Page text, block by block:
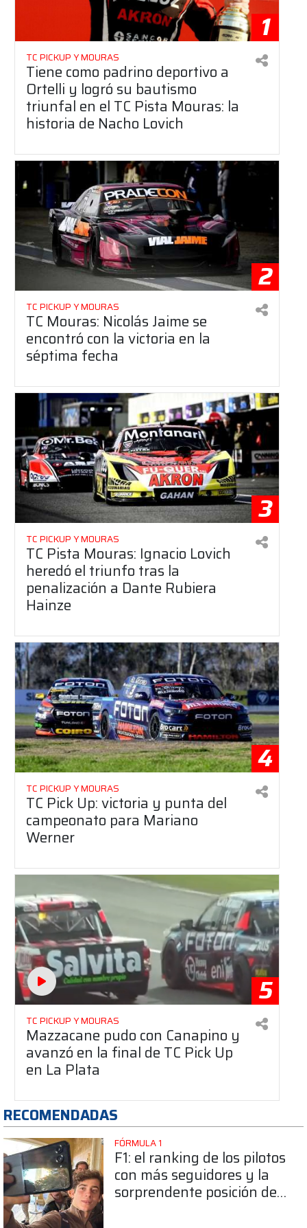
1
TC PICKUP Y MOURAS
Tiene como padrino deportivo a
Ortelli y logró su bautismo
triunfal en el TC Pista Mouras: la
historia de Nacho Lovich
2
TC PICKUP Y MOURAS
TC Mouras: Nicolás Jaime se
encontró con la victoria en la
séptima fecha
3
TC PICKUP Y MOURAS
TC Pista Mouras: Ignacio Lovich
heredó el triunfo tras la
penalización a Dante Rubiera
Hainze
4
TC PICKUP Y MOURAS
TC Pick Up: victoria y punta del
campeonato para Mariano
Werner
5
TC PICKUP Y MOURAS
Mazzacane pudo con Canapino y
avanzó en la final de TC Pick Up
en La Plata
RECOMENDADAS
FÓRMULA 1
F1: el ranking de los pilotos
con más seguidores y la
sorprendente posición de